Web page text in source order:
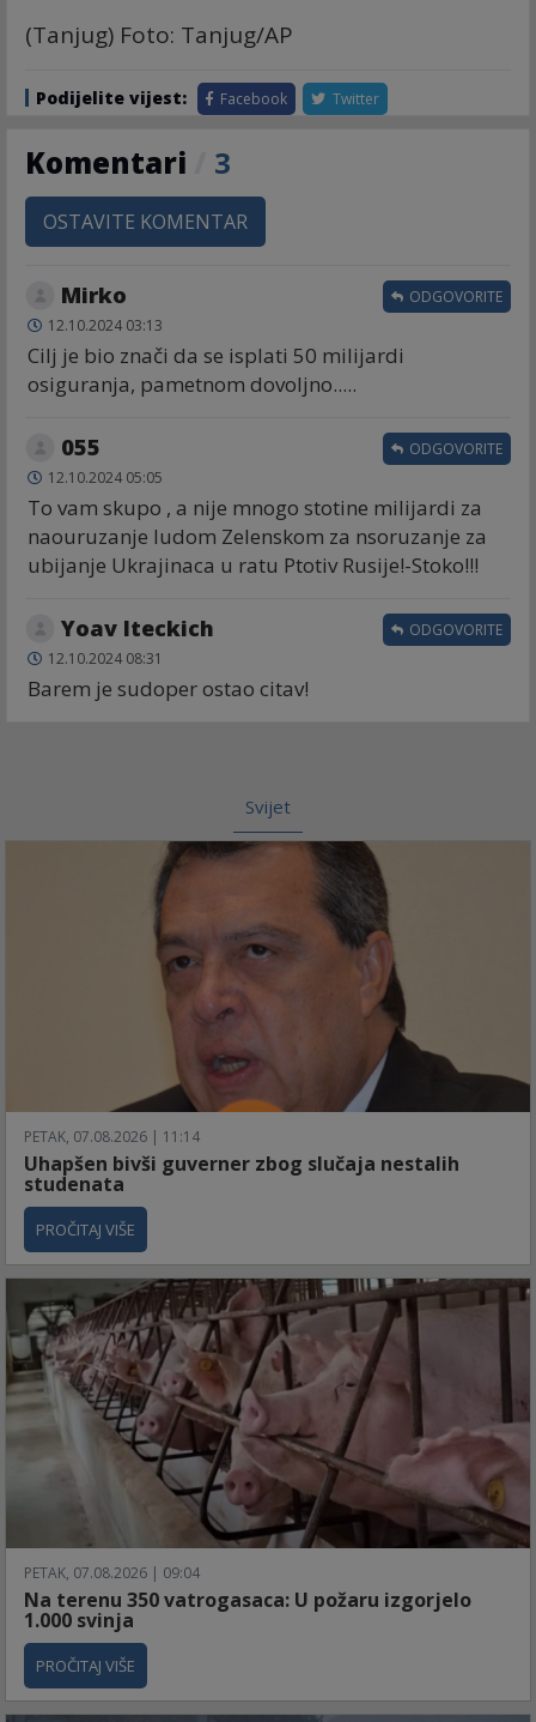
(Tanjug) Foto: Tanjug/AP
Podijelite vijest: Facebook Twitter
Komentari 3
OSTAVITE KOMENTAR
Mirko
12.10.2024 03:13
Cilj je bio znači da se isplati 50 milijardi
osiguranja, pametnom dovoljno.....
ODGOVORITE
055
12.10.2024 05:05
To vam skupo , a nije mnogo stotine milijardi za
naouruzanje ludom Zelenskom za nsoruzanje za
ubijanje Ukrajinaca u ratu Ptotiv Rusije!-Stoko!!!
ODGOVORITE
Yoav Iteckich
12.10.2024 08:31
Barem je sudoper ostao citav!
ODGOVORITE
Svijet
PETAK, 07.08.2026 | 11:14
Uhapšen bivši guverner zbog slučaja nestalih
studenata
PROČITAJ VIŠE
PETAK, 07.08.2026 | 09:04
Na terenu 350 vatrogasaca: U požaru izgorjelo
1.000 svinja
PROČITAJ VIŠE